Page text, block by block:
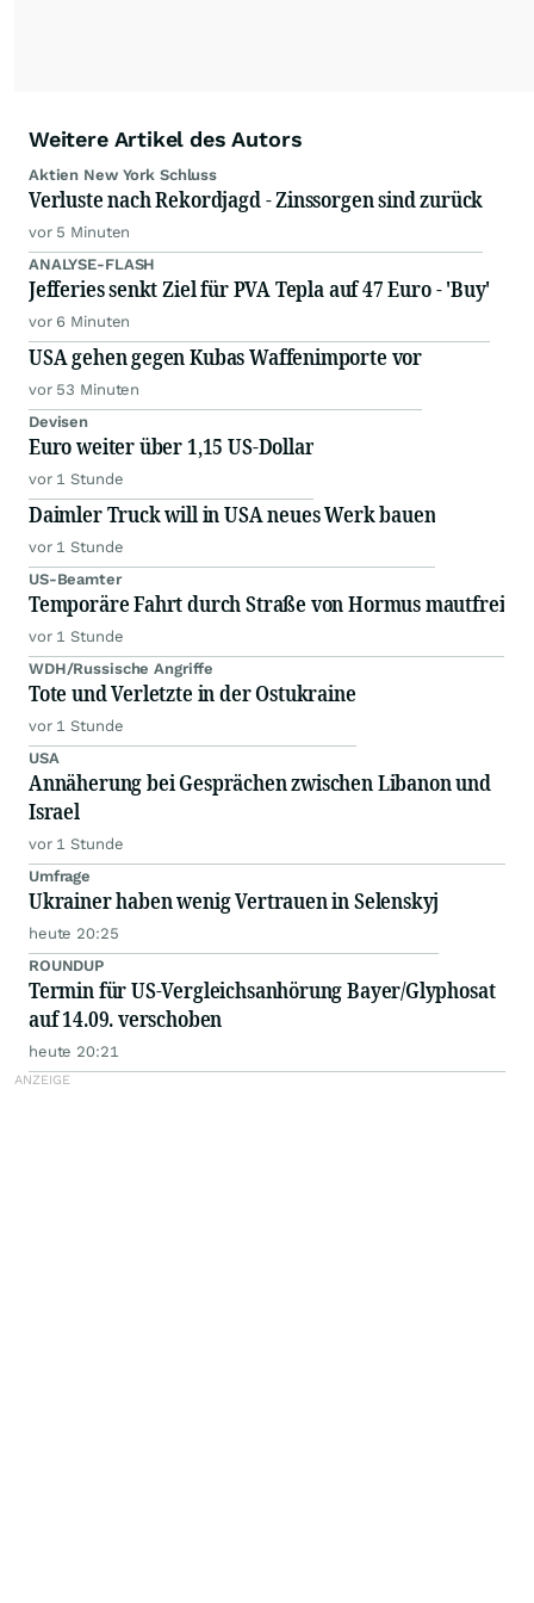
Weitere Artikel des Autors
Aktien New York Schluss
Verluste nach Rekordjagd - Zinssorgen sind zurück
vor 5 Minuten
ANALYSE-FLASH
Jefferies senkt Ziel für PVA Tepla auf 47 Euro - 'Buy'
vor 6 Minuten
USA gehen gegen Kubas Waffenimporte vor
vor 53 Minuten
Devisen
Euro weiter über 1,15 US-Dollar
vor 1 Stunde
Daimler Truck will in USA neues Werk bauen
vor 1 Stunde
US-Beamter
Temporäre Fahrt durch Straße von Hormus mautfrei
vor 1 Stunde
WDH/Russische Angriffe
Tote und Verletzte in der Ostukraine
vor 1 Stunde
USA
Annäherung bei Gesprächen zwischen Libanon und
Israel
vor 1 Stunde
Umfrage
Ukrainer haben wenig Vertrauen in Selenskyj
heute 20:25
ROUNDUP
Termin für US-Vergleichsanhörung Bayer/Glyphosat
auf 14.09. verschoben
heute 20:21